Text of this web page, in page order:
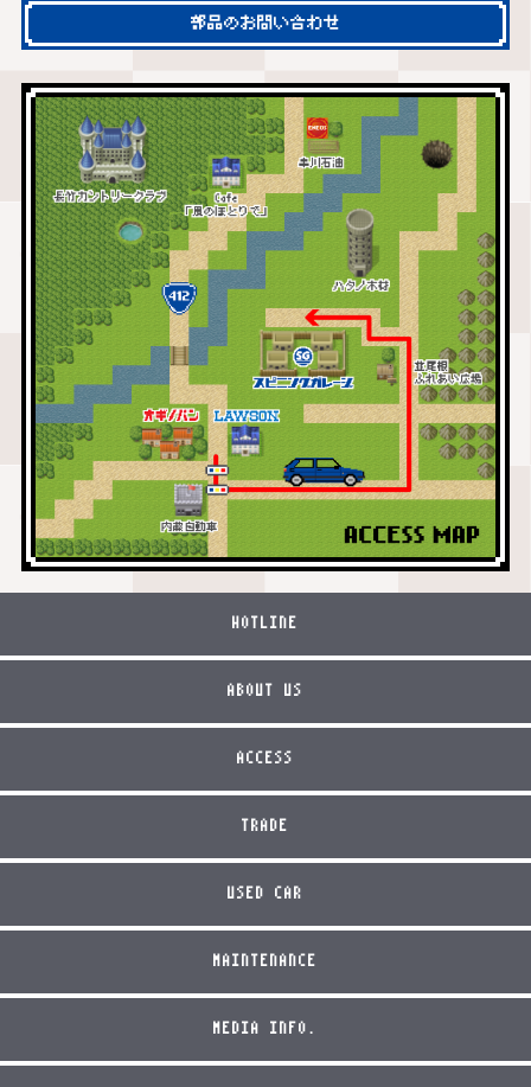
部品のお問い合わせ
HOTLINE
ABOUT US
ACCESS
TRADE
USED CAR
MAINTENANCE
MEDIA INFO.